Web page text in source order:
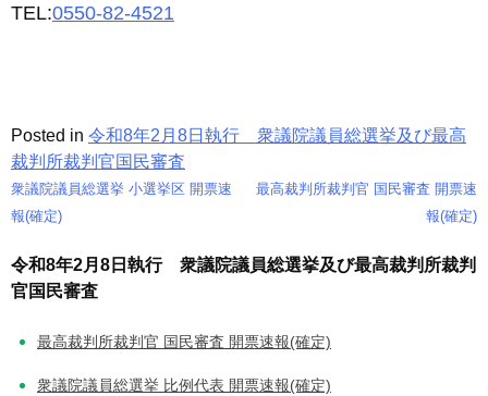
TEL:0550-82-4521
Posted in 令和8年2月8日執行 衆議院議員総選挙及び最高
裁判所裁判官国民審査
投
稿
ナ
ビ
ゲ
衆議院議員総選挙 小選挙区 開票速
報(確定)
最高裁判所裁判官 国民審査 開票速
報(確定)
令和8年2月8日執行 衆議院議員総選挙及び最高裁判所裁判
官国民審査
最高裁判所裁判官 国民審査 開票速報(確定)
衆議院議員総選挙 比例代表 開票速報(確定)